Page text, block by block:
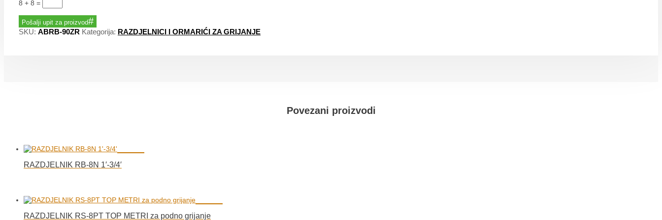
8 + 8 =
Pošalji upit za proizvod
SKU: ABRB-90ZR Kategorija: RAZDJELNICI I ORMARIĆI ZA GRIJANJE
Povezani proizvodi
RAZDJELNIK RB-8N 1′-3/4′
RAZDJELNIK RS-8PT TOP METRI za podno grijanje